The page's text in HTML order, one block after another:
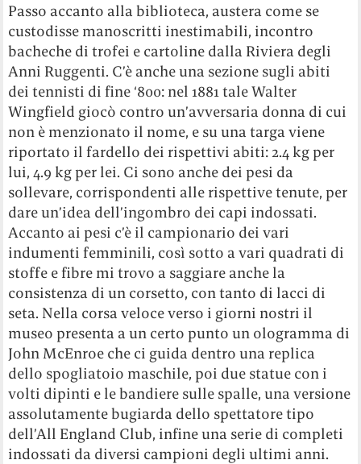
Passo accanto alla biblioteca, austera come se
custodisse manoscritti inestimabili, incontro
bacheche di trofei e cartoline dalla Riviera degli
Anni Ruggenti. C’è anche una sezione sugli abiti
dei tennisti di fine ‘800: nel 1881 tale Walter
Wingfield giocò contro un’avversaria donna di cui
non è menzionato il nome, e su una targa viene
riportato il fardello dei rispettivi abiti: 2.4 kg per
lui, 4.9 kg per lei. Ci sono anche dei pesi da
sollevare, corrispondenti alle rispettive tenute, per
dare un’idea dell’ingombro dei capi indossati.
Accanto ai pesi c’è il campionario dei vari
indumenti femminili, così sotto a vari quadrati di
stoffe e fibre mi trovo a saggiare anche la
consistenza di un corsetto, con tanto di lacci di
seta. Nella corsa veloce verso i giorni nostri il
museo presenta a un certo punto un ologramma di
John McEnroe che ci guida dentro una replica
dello spogliatoio maschile, poi due statue con i
volti dipinti e le bandiere sulle spalle, una versione
assolutamente bugiarda dello spettatore tipo
dell’All England Club, infine una serie di completi
indossati da diversi campioni degli ultimi anni.